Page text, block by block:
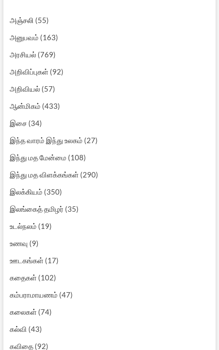
அஞ்சலி (55)
அனுபவம் (163)
அரசியல்(769)
அறிவிப்புகள்(92)
அறிவியல்(57)
ஆன்மிகம் (433)
இசை(34)
இந்த வாரம் இந்து உலகம் (27)
இந்து மத மேன்மை (108)
இந்து மத விளக்கங்கள்(290)
இலக்கியம் (350)
இலங்கைத் தமிழர் (35)
உடல்நலம் (19)
உணவு (9)
ஊடகங்கள்(17)
கதைகள்(102)
கம்பராமாயணம் (47)
கலைகள்(74)
கல்வி (43)
கவிதை(92)